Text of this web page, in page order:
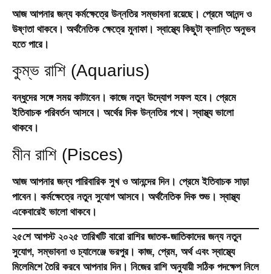
আজ আপনার জন্য কর্মক্ষেত্রে উন্নতির সম্ভাবনা রয়েছে। প্রেমে আনন্দ ও
উষ্ণতা থাকবে। অর্থনৈতিক ক্ষেত্রে মুনাফা। স্বাস্থ্যে কিছুটা ক্লান্তি অনুভব
হতে পারে।
কুম্ভ রাশি (Aquarius)
বন্ধুদের সঙ্গে সময় কাটাবেন। কাজে নতুন উদ্যোগ সফল হবে। প্রেমে
ইতিবাচক পরিবর্তন আসবে। অর্থের দিক উন্নতির পথে। স্বাস্থ্য ভালো
থাকবে।
মীন রাশি (Pisces)
আজ আপনার জন্য পারিবারিক সুখ ও আনন্দের দিন। প্রেমে ইতিবাচক সাড়া
পাবেন। কর্মক্ষেত্রে নতুন সুযোগ আসবে। অর্থনৈতিক দিক শুভ। স্বাস্থ্য
একেবারেই ভালো থাকবে।
২৫শে আগস্ট ২০২৫ তারিখটি বারো রাশির জাতক-জাতিকাদের জন্য নতুন
সুযোগ, সম্ভাবনা ও চ্যালেঞ্জে ভরপুর। কাজ, প্রেম, অর্থ এবং স্বাস্থ্যে
মিলেমিশে তৈরি করবে আপনার দিন। নিজের রাশি অনুযায়ী সঠিক পদক্ষেপ নিলে